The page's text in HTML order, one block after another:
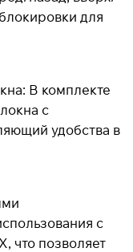
для
В комплекте
с
удобства в
с
что позволяет